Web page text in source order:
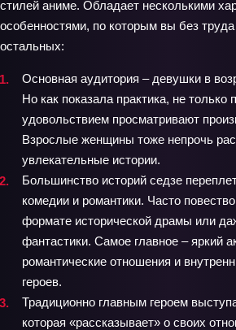
стилей аниме. Обладает несколькими
особенностями, по которым вы без труда
остальных:
Основная аудитория – девушки в
Но как показала практика, не только
удовольствием просматривают
Взрослые женщины тоже непрочь
увлекательные истории.
Большинство историй седзе
комедии и романтики. Часто
формате исторической драмы или
фантастики. Самое главное – яркий
романтические отношения и
героев.
Традиционно главным героем
которая «рассказывает» о своих